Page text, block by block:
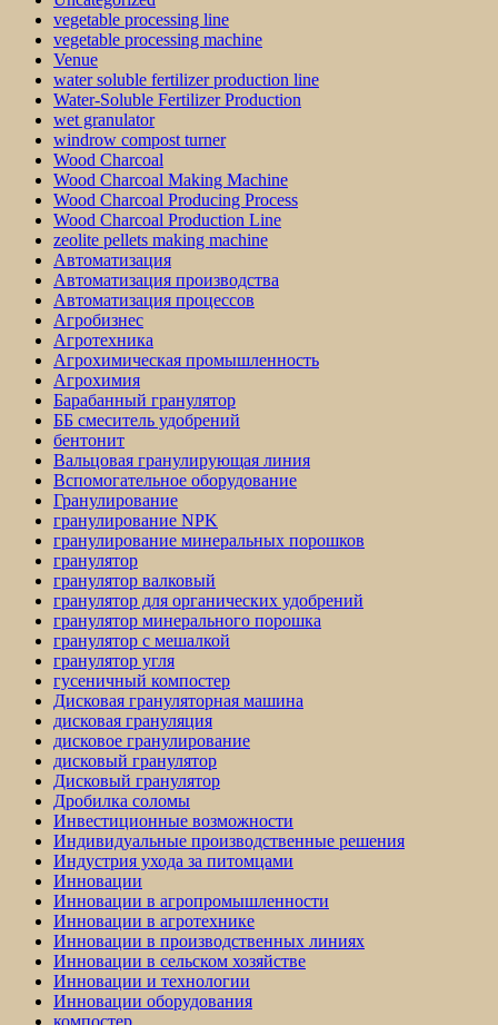
vegetable processing line
vegetable processing machine
Venue
water soluble fertilizer production line
Water-Soluble Fertilizer Production
wet granulator
windrow compost turner
Wood Charcoal
Wood Charcoal Making Machine
Wood Charcoal Producing Process
Wood Charcoal Production Line
zeolite pellets making machine
Автоматизация
Автоматизация производства
Автоматизация процессов
Агробизнес
Агротехника
Агрохимическая промышленность
Агрохимия
Барабанный гранулятор
ББ смеситель удобрений
бентонит
Вальцовая гранулирующая линия
Вспомогательное оборудование
Гранулирование
гранулирование NPK
гранулирование минеральных порошков
гранулятор
гранулятор валковый
гранулятор для органических удобрений
гранулятор минерального порошка
гранулятор с мешалкой
гранулятор угля
гусеничный компостер
Дисковая грануляторная машина
дисковая грануляция
дисковое гранулирование
дисковый гранулятор
Дисковый гранулятор
Дробилка соломы
Инвестиционные возможности
Индивидуальные производственные решения
Индустрия ухода за питомцами
Инновации
Инновации в агропромышленности
Инновации в агротехнике
Инновации в производственных линиях
Инновации в сельском хозяйстве
Инновации и технологии
Инновации оборудования